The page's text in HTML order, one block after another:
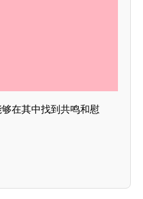
在其中找到共鸣和慰